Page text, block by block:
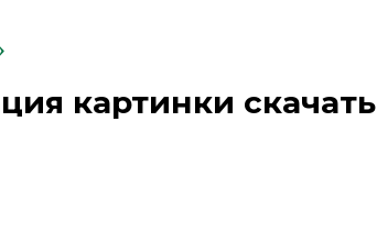
картинки скачать